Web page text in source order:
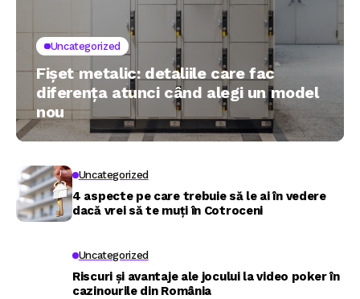
Uncategorized
Fișet metalic: detaliile care fac
diferența atunci când alegi un model
nou
Uncategorized
4 aspecte pe care trebuie să le ai în vedere
dacă vrei să te muți în Cotroceni
Uncategorized
Riscuri și avantaje ale jocului la video poker în
cazinourile din România